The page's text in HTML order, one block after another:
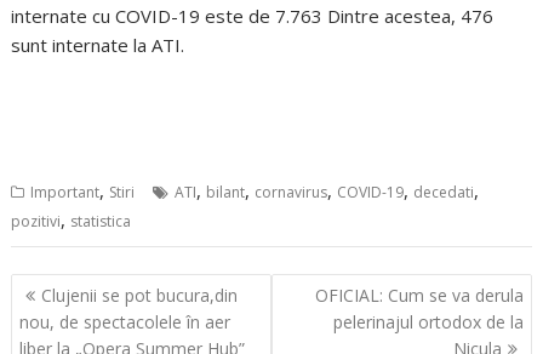
internate cu COVID-19 este de 7.763 Dintre acestea, 476
sunt internate la ATI.
Important, Stiri ATI, bilant, cornavirus, COVID-19, decedati,
pozitivi, statistica
Navigare
în
Clujenii se pot bucura,din
nou, de spectacolele în aer
liber la „Opera Summer Hub”
OFICIAL: Cum se va derula
pelerinajul ortodox de la
Nicula